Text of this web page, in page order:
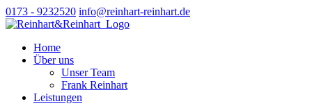
0173 - 9232520 info@reinhart-reinhart.de
Home
Über uns
Unser Team
Frank Reinhart
Leistungen